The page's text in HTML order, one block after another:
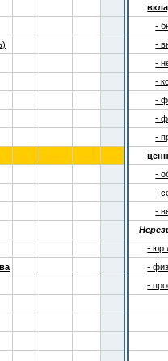
-
-
-
-
-
-
-
-
-
-
-
-
-